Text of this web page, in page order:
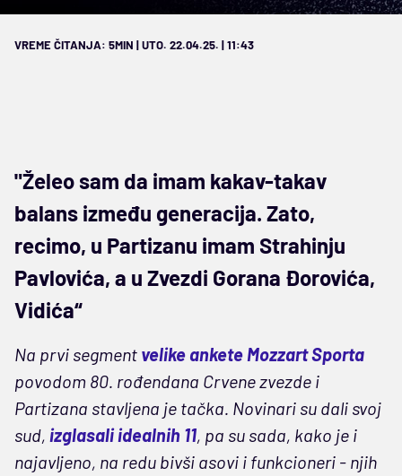
VREME ČITANJA: 5MIN | UTO. 22.04.25. | 11:43
"Želeo sam da imam kakav-takav
balans između generacija. Zato,
recimo, u Partizanu imam Strahinju
Pavlovića, a u Zvezdi Gorana Đorovića,
Vidića“
Na prvi segment velike ankete Mozzart Sporta
povodom 80. rođendana Crvene zvezde i
Partizana stavljena je tačka. Novinari su dali svoj
sud, izglasali idealnih 11, pa su sada, kako je i
najavljeno, na redu bivši asovi i funkcioneri - njih